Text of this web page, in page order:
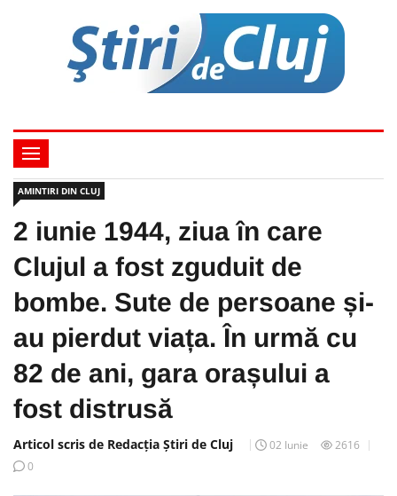
AMINTIRI DIN CLUJ
2 iunie 1944, ziua în care
Clujul a fost zguduit de
bombe. Sute de persoane și-
au pierdut viața. În urmă cu
82 de ani, gara orașului a
fost distrusă
Articol scris de Redacția Știri de Cluj 02 Iunie
2616
0